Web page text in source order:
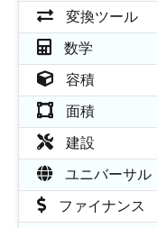
変換ツール
数学
容積
面積
建設
ユニバーサル
ファイナンス